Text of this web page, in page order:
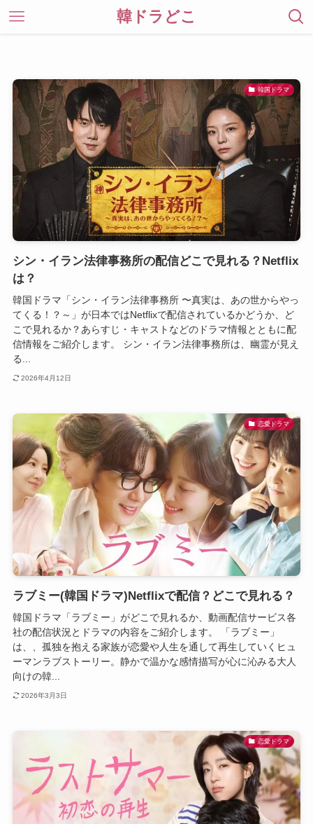
韓ドラどこ
韓国ドラマ
シン・イラン法律事務所の配信どこで見れる？Netflix
は？
韓国ドラマ「シン・イラン法律事務所 〜真実は、あの世からやっ
てくる！？～」が日本ではNetflixで配信されているかどうか、ど
こで見れるか？あらすじ・キャストなどのドラマ情報とともに配
信情報をご紹介します。 シン・イラン法律事務所は、幽霊が見え
る...
2026年4月12日
恋愛ドラマ
ラブミー(韓国ドラマ)Netflixで配信？どこで見れる？
韓国ドラマ「ラブミー」がどこで見れるか、動画配信サービス各
社の配信状況とドラマの内容をご紹介します。 「ラブミー」
は、、孤独を抱える家族が恋愛や人生を通して再生していくヒュ
ーマンラブストーリー。静かで温かな感情描写が心に沁みる大人
向けの韓...
2026年3月3日
恋愛ドラマ